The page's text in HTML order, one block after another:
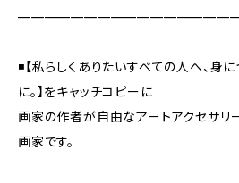
◾️【私らしくありたいすべての人へ、身
に。】をキャッチコピーに
画家の作者が自由なアートアクセサリ
画家です。